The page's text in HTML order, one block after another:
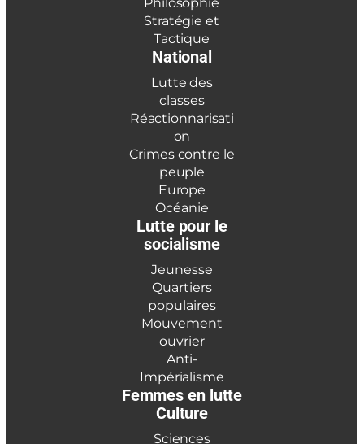
Stratégie et
Tactique
National
Lutte des
classes
Réactionnarisati
on
Crimes contre le
peuple
Europe
Océanie
Lutte pour le
socialisme
Jeunesse
Quartiers
populaires
Mouvement
ouvrier
Anti-
Impérialisme
Femmes en lutte
Culture
Sciences